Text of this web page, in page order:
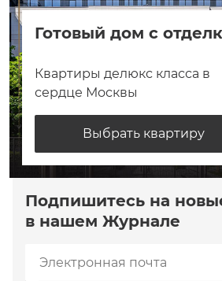
Готовый дом с
Квартиры делюкс класса в
сердце Москвы
Выбрать квартиру
Подпишитесь на
в нашем Журнале